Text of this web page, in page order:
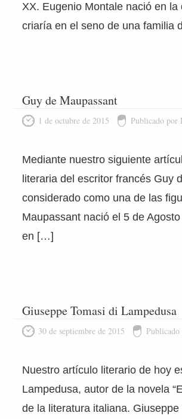
XX. Eugenio Montale nació en
criaría en el seno de una familia
Guy de Maupassant
1 de octubre de 2015 Publicado por
Mediante nuestro siguiente
literaria del escritor francés Guy
considerado como una de las
Maupassant nació el 5 de
en […]
Giuseppe Tomasi di Lampedusa
30 de septiembre de 2015
Nuestro artículo literario de hoy
Lampedusa, autor de la novela
de la literatura italiana.